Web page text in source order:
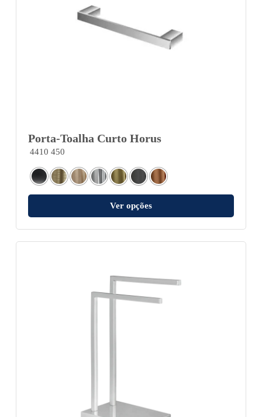
Porta-Toalha Curto Horus
4410 450
Ver opções